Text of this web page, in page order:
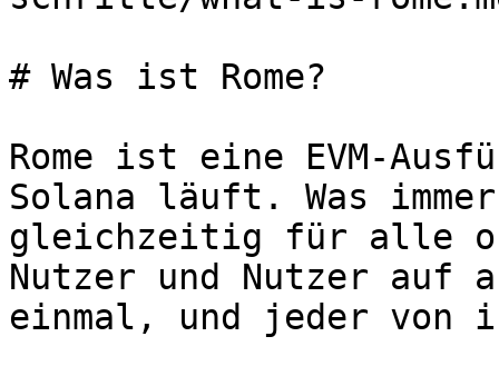
# Was ist Rome?
Rome ist eine EVM-
Solana läuft. Was
gleichzeitig für alle
Nutzer und Nutzer auf
einmal, und jeder von